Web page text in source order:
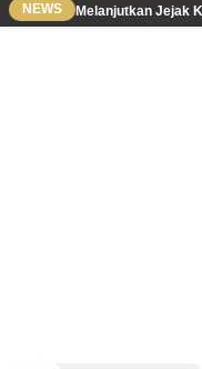
NEWS Melanjutkan Jejak